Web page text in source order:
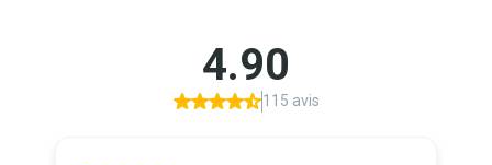
4.90
115 avis